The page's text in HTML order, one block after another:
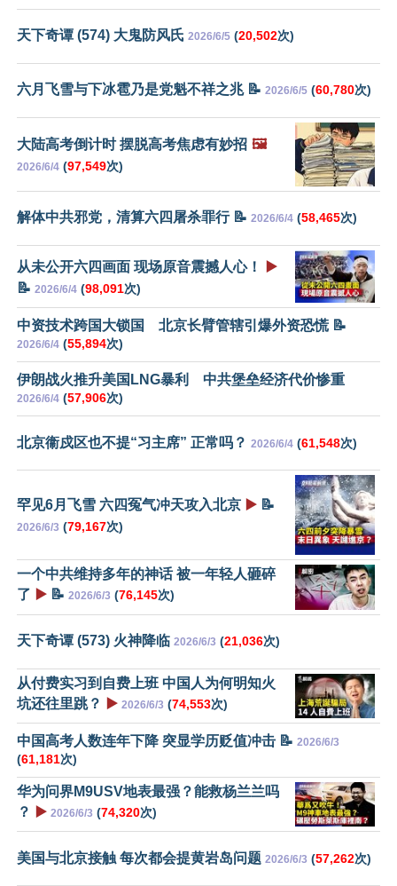
天下奇谭 (574) 大鬼防风氏 2026/6/5 (20,502次)
六月飞雪与下冰雹乃是党魁不祥之兆 📝 2026/6/5 (60,780次)
大陆高考倒计时 摆脱高考焦虑有妙招 🖼️
2026/6/4 (97,549次)
解体中共邪党，清算六四屠杀罪行 📝 2026/6/4 (58,465次)
从未公开六四画面 现场原音震撼人心！
▶️
📝 2026/6/4 (98,091次)
中资技术跨国大锁国 北京长臂管辖引爆外资恐慌 📝
2026/6/4 (55,894次)
伊朗战火推升美国LNG暴利 中共堡垒经济代价惨重
2026/6/4 (57,906次)
北京衞戍区也不提“习主席” 正常吗？ 2026/6/4 (61,548次)
罕见6月飞雪 六四冤气冲天攻入北京 ▶️ 📝
2026/6/3 (79,167次)
一个中共维持多年的神话 被一年轻人砸碎
了 ▶️ 📝 2026/6/3 (76,145次)
天下奇谭 (573) 火神降临 2026/6/3 (21,036次)
从付费实习到自费上班 中国人为何明知火
坑还往里跳？
▶️ 2026/6/3 (74,553次)
中国高考人数连年下降 突显学历贬值冲击 📝 2026/6/3
(61,181次)
华为问界M9USV地表最强？能救杨兰兰吗
？
▶️ 2026/6/3 (74,320次)
美国与北京接触 每次都会提黄岩岛问题 2026/6/3 (57,262次)